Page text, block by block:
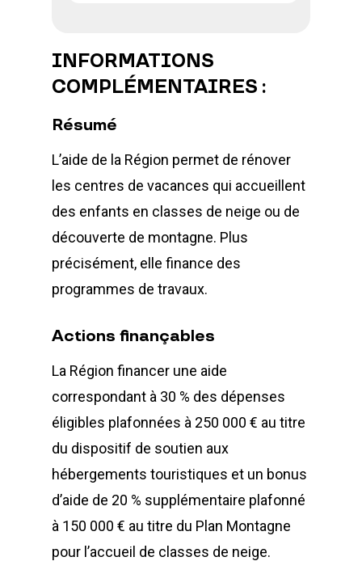
INFORMATIONS
COMPLÉMENTAIRES :
Résumé
L’aide de la Région permet de rénover
les centres de vacances qui accueillent
des enfants en classes de neige ou de
découverte de montagne. Plus
précisément, elle finance des
programmes de travaux.
Actions finançables
La Région financer une aide
correspondant à 30 % des dépenses
éligibles plafonnées à 250 000 € au titre
du dispositif de soutien aux
hébergements touristiques et un bonus
d’aide de 20 % supplémentaire plafonné
à 150 000 € au titre du Plan Montagne
pour l’accueil de classes de neige.